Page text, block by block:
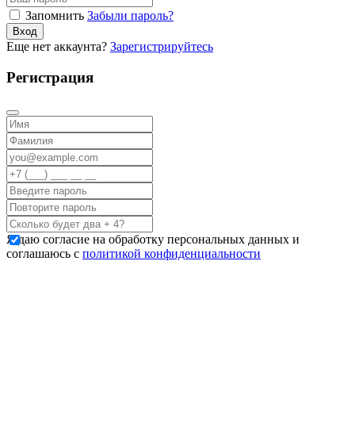
Запомнить Забыли пароль?
Вход
Еще нет аккаунта? Зарегистрируйтесь
Регистрация
Я даю согласие на обработку персональных данных и
соглашаюсь с политикой конфиденциальности